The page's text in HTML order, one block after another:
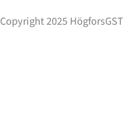
Copyright 2025 HögforsGST